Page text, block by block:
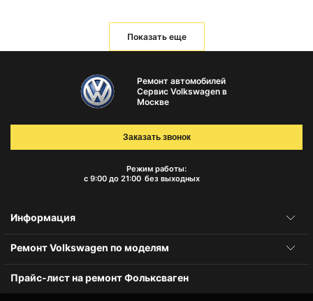
Показать еще
Ремонт автомобилей
Сервис Volkswagen в
Москве
Режим работы:
с 9:00 до 21:00 без выходных
Заказать звонок
Информация
Ремонт Volkswagen по моделям
Прайс-лист на ремонт Фольксваген